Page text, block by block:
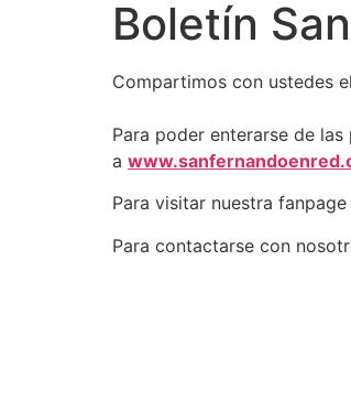
Boletín
Compartimos con ustedes
Para poder enterarse de
a
Para visitar nuestra
Para contactarse con